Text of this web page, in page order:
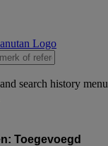
search history menu
Toegevoegd